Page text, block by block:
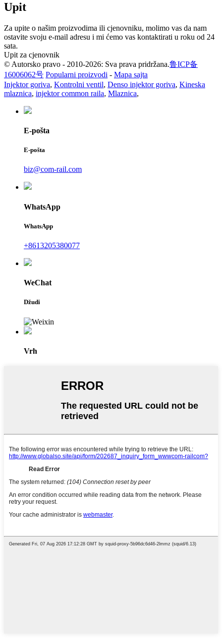
Upit
Za upite o našim proizvodima ili cjenovniku, molimo vas da nam
ostavite svoju e-mail adresu i mi ćemo vas kontaktirati u roku od 24
sata.
Upit za cjenovnik
© Autorsko pravo - 2010-2026: Sva prava pridržana.鲁ICP备
16006062号 Popularni proizvodi - Mapa sajta
Injektor goriva, Kontrolni ventil, Denso injektor goriva, Kineska
mlaznica, injektor common raila, Mlaznica,
E-pošta
E-pošta
biz@com-rail.com
WhatsApp
WhatsApp
+8613205380077
WeChat
Džudi
Vrh